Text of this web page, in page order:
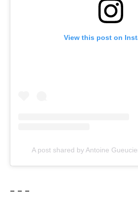
View this post on
A post shared by Antoine
– – –